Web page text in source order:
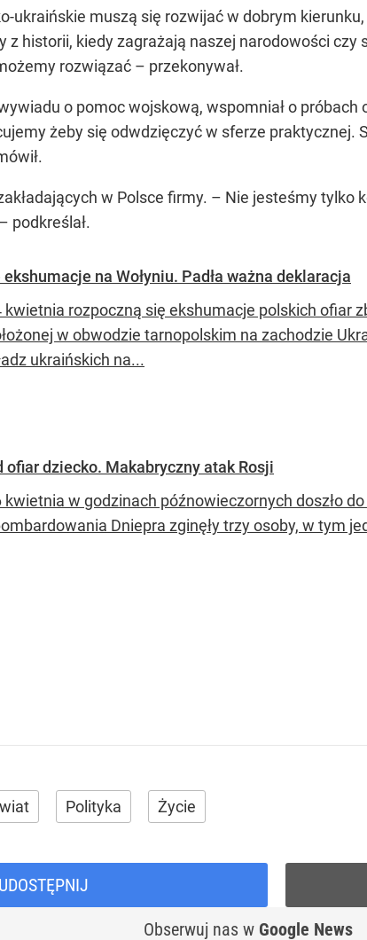
ukraińskie muszą się rozwijać w dobrym
z historii, kiedy zagrażają naszej narodowości czy
rozwiązać – przekonywał.
o pomoc wojskową, wspomniał o
żeby się odwdzięczyć w sferze praktycznej.
w Polsce firmy. – Nie jesteśmy
podkreślał.
na Wołyniu. Padła ważna deklaracja
kwietnia rozpoczną się ekshumacje polskich ofiar
w obwodzie tarnopolskim na zachodzie
ukraińskich na...
ofiar dziecko. Makabryczny atak Rosji
kwietnia w godzinach późnowieczornych doszło
Dniepra zginęły trzy osoby, w tym
Polityka Życie
UDOSTĘPNIJ
Obserwuj nas w Google News